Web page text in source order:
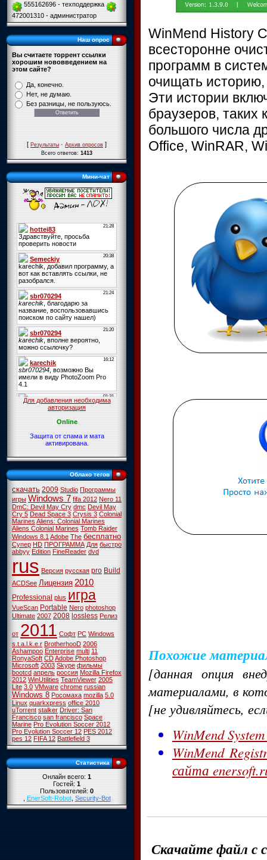
555162696 - техподдержка
472001310 - администратор
Наш опрос
Вы считаете торрент ссылки
хорошим нововведением на
этом сайте?
Да, конечно.
Нет, не думаю.
Без разницы, не пользуюсь.
[Результаты·Архив опросов]
Всего ответов:1413
Мини-чат
Для добавления необходима
авторизация
Online
Защита от спама и мата
активирована.
Облако тегов
скачать 2009 Studio Программы
игры Windows 7 fifa 2012 Nero 11
DmC: Devil May Cry dmc Devil May
Cry 5 Dead Space 3 Crysis 3 Colonial
MarinesAliens: Colonial Marines
Aliens Colonial Marines Tomb Raider
Windows 8.1Adobe The бесплатно
Супер HD ПРОГРАММА Для быстро
abbyy Edition FineReader dvd
rus Версия русская pro Build
ACDSee Лицензия 2010
Professional plus игра
VueScan Portable Nero photoshop
Ultimate 2007 2008 lossless Релиз
от 2011 Софт PC Windows
s.t.a.l.k.e.r BrotherhooD 2006
Ashampoo Enterprise multi 11
RonyaSoft CDAdobe Photoshop
Microsoft 2003 Skype фильмы
bootcd апрель россия Mozilla Firefox
2012 WinUtilities TeamViewer 2005
Lite 3.0 VMware chrome russian
Windows 8 Росомаха mozilla 5.0
Linux quarkxpress office 2010
uTorrent stalker Driver: San
Francisco san francisco Space
Marine Pro Evolution Soccer 2012
Pro Evolution Soccer 12 PES 2012
pes 12 FIFA 12 Battlefield 3
Статистика
Онлайн всего:1
Гостей:1
Пользователей:0
,EnerSoft-Robot,Security-Bot
WinMend History
всесторонне
программ в
очищать
Эти истории
браузеров, таких
большого числа
Office, WinRAR,
Похожие
[данная опция
материалами, в
[не удивляйтесь,
WinMend
WinMend
сайта
Скачайте файл с